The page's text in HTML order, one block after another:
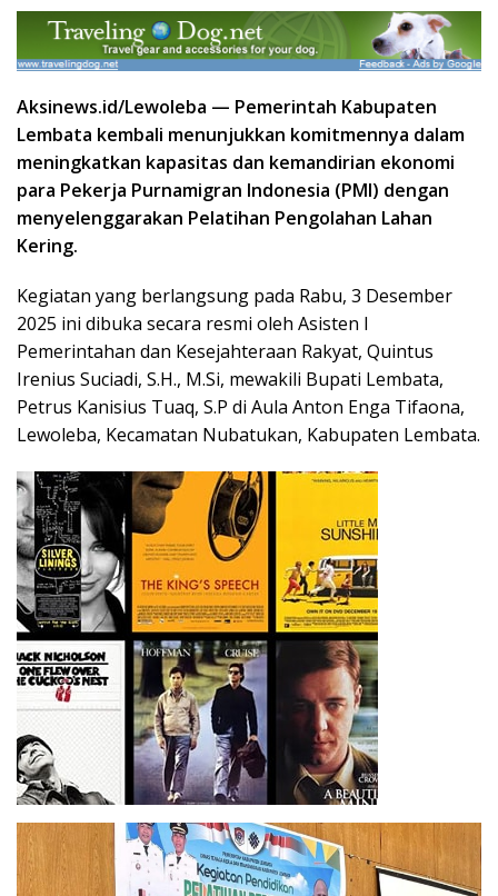
Aksinews.id/Lewoleba — Pemerintah Kabupaten
Lembata kembali menunjukkan komitmennya dalam
meningkatkan kapasitas dan kemandirian ekonomi
para Pekerja Purnamigran Indonesia (PMI) dengan
menyelenggarakan Pelatihan Pengolahan Lahan
Kering.
Kegiatan yang berlangsung pada Rabu, 3 Desember
2025 ini dibuka secara resmi oleh Asisten I
Pemerintahan dan Kesejahteraan Rakyat, Quintus
Irenius Suciadi, S.H., M.Si, mewakili Bupati Lembata,
Petrus Kanisius Tuaq, S.P di Aula Anton Enga Tifaona,
Lewoleba, Kecamatan Nubatukan, Kabupaten Lembata.